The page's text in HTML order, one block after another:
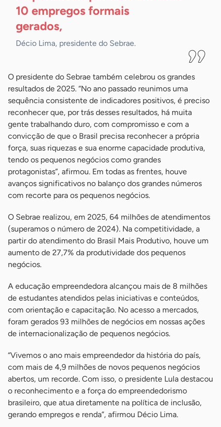
10 empregos formais
gerados,
Décio Lima, presidente do Sebrae.
O presidente do Sebrae também celebrou os grandes
resultados de 2025. “No ano passado reunimos uma
sequência consistente de indicadores positivos, é preciso
reconhecer que, por trás desses resultados, há muita
gente trabalhando duro, com compromisso e com a
convicção de que o Brasil precisa reconhecer a própria
força, suas riquezas e sua enorme capacidade produtiva,
tendo os pequenos negócios como grandes
protagonistas”, afirmou. Em todas as frentes, houve
avanços significativos no balanço dos grandes números
com recorte para os pequenos negócios.
O Sebrae realizou, em 2025, 64 milhões de atendimentos
(superamos o número de 2024). Na competitividade, a
partir do atendimento do Brasil Mais Produtivo, houve um
aumento de 27,7% da produtividade dos pequenos
negócios.
A educação empreendedora alcançou mais de 8 milhões
de estudantes atendidos pelas iniciativas e conteúdos,
com orientação e capacitação. No acesso a mercados,
foram gerados 93 milhões de negócios em nossas ações
de internacionalização de pequenos negócios.
“Vivemos o ano mais empreendedor da história do país,
com mais de 4,9 milhões de novos pequenos negócios
abertos, um recorde. Com isso, o presidente Lula destacou
o reconhecimento e a força do empreendedorismo
brasileiro, que atua diretamente na política de inclusão,
gerando empregos e renda”, afirmou Décio Lima.